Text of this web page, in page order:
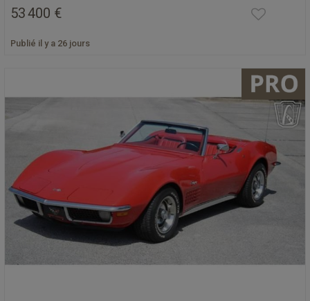
53 400 €
Publié il y a 26 jours